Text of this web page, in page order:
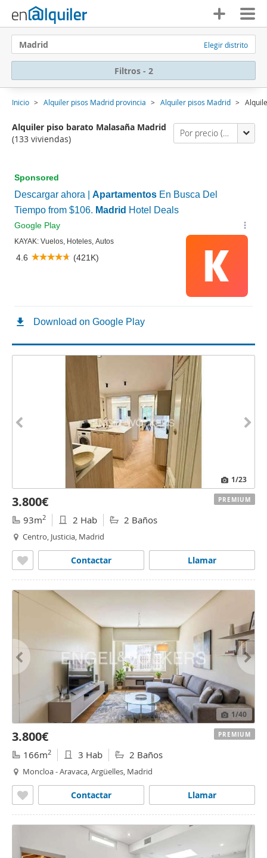
Madrid Elegir distrito
Filtros - 2
Inicio Alquiler pisos Madrid provincia Alquiler pisos Madrid
Alquiler piso barato Malasaña Madrid
(133 viviendas)
Por precio (primero los económicos)
1/23
3.800€
93m2 2 Hab 2 Baños
Centro, Justicia, Madrid
Llamar
Contactar
PREMIUM
1/40
3.800€
166m2 3 Hab 2 Baños
Moncloa - Aravaca, Argüelles, Madrid
Llamar
Contactar
PREMIUM